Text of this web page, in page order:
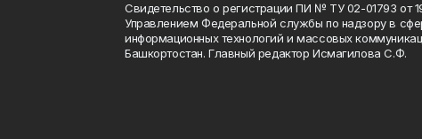
Свидетельство о регистрации ПИ № ТУ 02-01793 от
Управлением Федеральной службы по надзору в
информационных технологий и массовых
Башкортостан. Главный редактор Исмагилова С.Ф.